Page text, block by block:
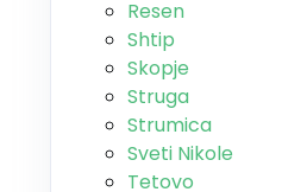
Resen
Shtip
Skopje
Struga
Strumica
Sveti Nikole
Tetovo